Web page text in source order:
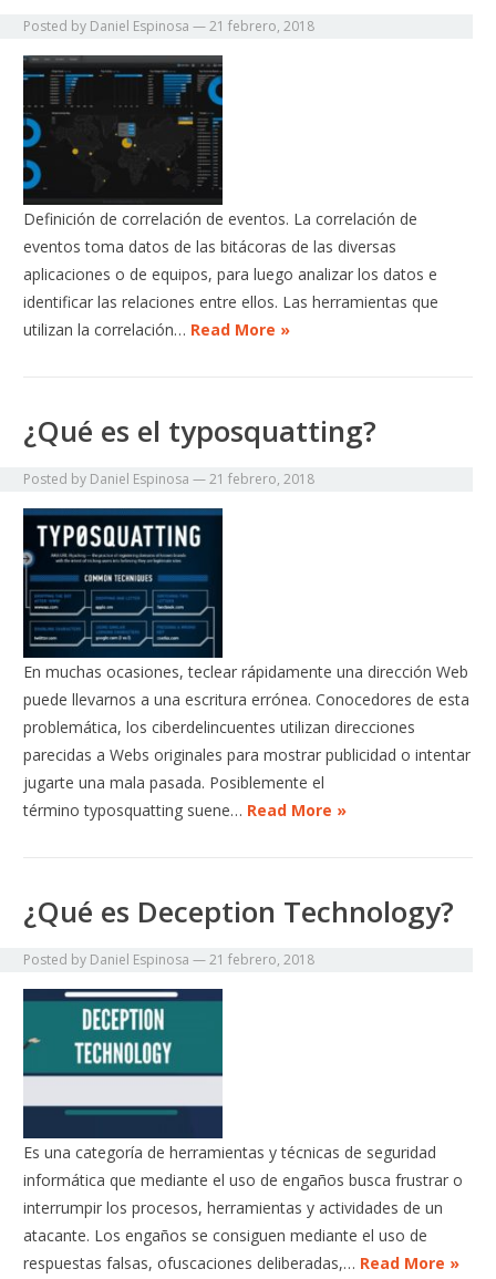
Posted by Daniel Espinosa —21 febrero, 2018
Definición de correlación de eventos. La correlación de
eventos toma datos de las bitácoras de las diversas
aplicaciones o de equipos, para luego analizar los datos e
identificar las relaciones entre ellos. Las herramientas que
utilizan la correlación… Read More »
¿Qué es el typosquatting?
Posted by Daniel Espinosa —21 febrero, 2018
En muchas ocasiones, teclear rápidamente una dirección Web
puede llevarnos a una escritura errónea. Conocedores de esta
problemática, los ciberdelincuentes utilizan direcciones
parecidas a Webs originales para mostrar publicidad o intentar
jugarte una mala pasada. Posiblemente el
término typosquatting suene… Read More »
¿Qué es Deception Technology?
Posted by Daniel Espinosa —21 febrero, 2018
Es una categoría de herramientas y técnicas de seguridad
informática que mediante el uso de engaños busca frustrar o
interrumpir los procesos, herramientas y actividades de un
atacante. Los engaños se consiguen mediante el uso de
respuestas falsas, ofuscaciones deliberadas,… Read More »